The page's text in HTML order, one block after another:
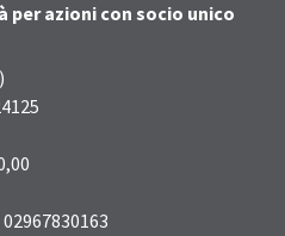
per azioni con socio unico